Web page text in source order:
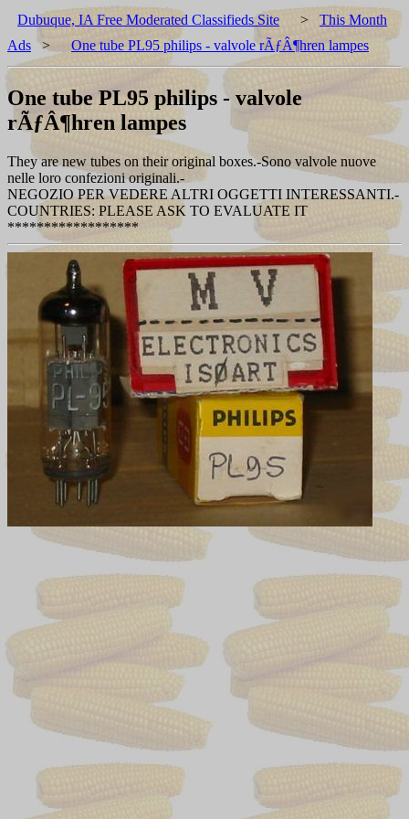
Dubuque, IA Free Moderated Classifieds Site > This Month
Ads > One tube PL95 philips - valvole rÃƒÂ¶hren lampes
One tube PL95 philips - valvole
rÃƒÂ¶hren lampes
They are new tubes on their original boxes.-Sono valvole nuove
nelle loro confezioni originali.-
NEGOZIO PER VEDERE ALTRI OGGETTI INTERESSANTI.-
COUNTRIES: PLEASE ASK TO EVALUATE IT
******************